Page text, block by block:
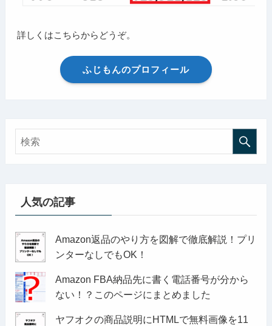
詳しくはこちらからどうぞ。
ふじもんのプロフィール
人気の記事
Amazon返品のやり方を図解で徹底解説！プリ
ンターなしでもOK！
Amazon FBA納品先に書く電話番号が分から
ない！？このページにまとめました
ヤフオクの商品説明にHTMLで無料画像を11